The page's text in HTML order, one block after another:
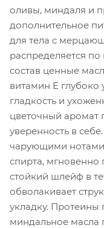
оливы, миндаля и
дополнительное
для тела с
распределяется
состав ценные
витамин Е
гладкость и
цветочный аромат
уверенность в
чарующими
спирта, мгновенно
стойкий шлейф в
обволакивает
укладку.
миндальное масла